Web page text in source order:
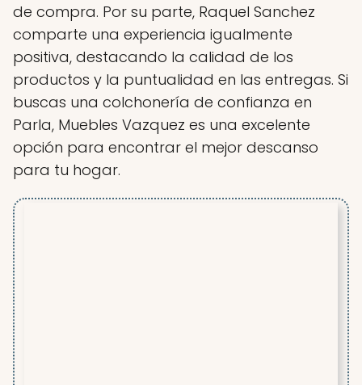
de compra. Por su parte, Raquel Sanchez
comparte una experiencia igualmente
positiva, destacando la calidad de los
productos y la puntualidad en las entregas. Si
buscas una colchonería de confianza en
Parla, Muebles Vazquez es una excelente
opción para encontrar el mejor descanso
para tu hogar.